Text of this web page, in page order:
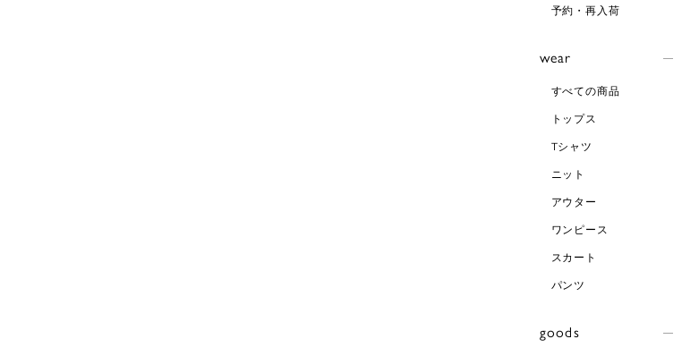
予約・再入荷
wear
すべての商品
トップス
Tシャツ
ニット
アウター
ワンピース
スカート
パンツ
goods